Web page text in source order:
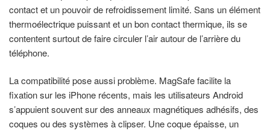
contact et un pouvoir de refroidissement limité. Sans un élément
thermoélectrique puissant et un bon contact thermique, ils se
contentent surtout de faire circuler l’air autour de l’arrière du
téléphone.
La compatibilité pose aussi problème. MagSafe facilite la
fixation sur les iPhone récents, mais les utilisateurs Android
s’appuient souvent sur des anneaux magnétiques adhésifs, des
coques ou des systèmes à clipser. Une coque épaisse, un